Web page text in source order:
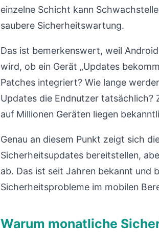
einzelne Schicht kann
saubere Sicherheitswartung.
Das ist bemerkenswert, weil
wird, ob ein Gerät „Updates
Patches integriert? Wie lange
Updates die Endnutzer tatsächlich?
auf Millionen Geräten liegen
Genau an diesem Punkt zeigt sich
Sicherheitsupdates bereitstellen,
ab. Das ist seit Jahren bekannt und
Sicherheitsprobleme im mobilen
Warum monatliche